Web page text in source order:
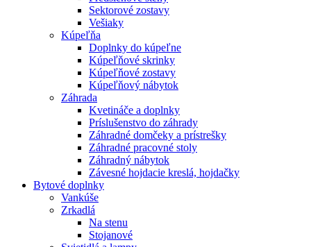
Sektorové zostavy
Vešiaky
Kúpeľňa
Doplnky do kúpeľne
Kúpeľňové skrinky
Kúpeľňové zostavy
Kúpeľňový nábytok
Záhrada
Kvetináče a doplnky
Príslušenstvo do záhrady
Záhradné domčeky a prístrešky
Záhradné pracovné stoly
Záhradný nábytok
Závesné hojdacie kreslá, hojdačky
Bytové doplnky
Vankúše
Zrkadlá
Na stenu
Stojanové